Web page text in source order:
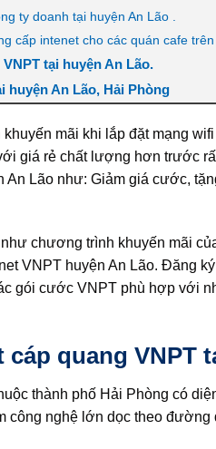
ty doanh tại huyện An Lão .
cấp intenet cho các quán cafe trên
tại huyện An Lão.
huyện An Lão, Hải Phòng
mãi khi lắp đặt mạng
giá rẻ chất lượng hơn trước
An Lão như: Giảm giá cước,
chương trình khuyến mãi
VNPT huyện An Lão. Đăng
gói cước VNPT phù hợp với
quang VNPT
thành phố Hải Phòng có
công nghệ lớn dọc theo đường